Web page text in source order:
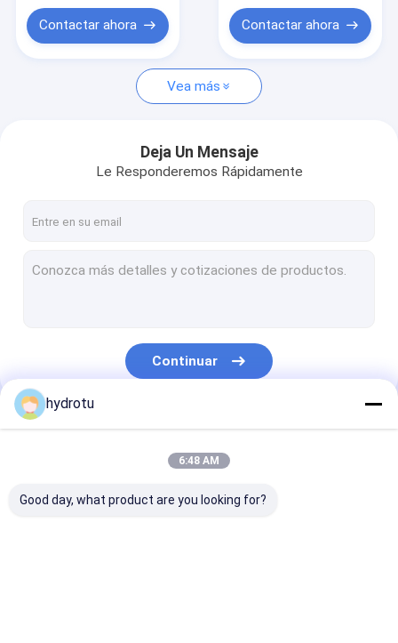
Casos
Turbina hidráulica Pelton
Turbina Francis Hydro
Turbina de hidromasaje de bulbo
Rodete de turbina Pelton
Brida de la válvula de mariposa
Válvula de compuerta con bridas
Contactar ahora
los 2m - de los 70m
Contactar ahora
Vea más
Deja Un Mensaje
Le Responderemos Rápidamente
Continuar
Nuestras Categorías
hydrotu
6:48 AM
Good day, what product are you looking for?